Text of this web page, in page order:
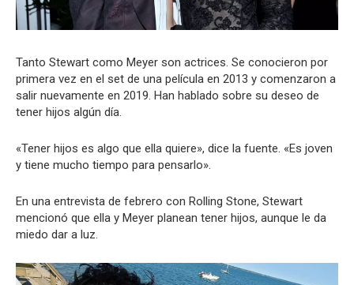
Tanto Stewart como Meyer son actrices. Se conocieron por
primera vez en el set de una película en 2013 y comenzaron a
salir nuevamente en 2019. Han hablado sobre su deseo de
tener hijos algún día.
«Tener hijos es algo que ella quiere», dice la fuente. «Es joven
y tiene mucho tiempo para pensarlo».
En una entrevista de febrero con Rolling Stone, Stewart
mencionó que ella y Meyer planean tener hijos, aunque le da
miedo dar a luz.